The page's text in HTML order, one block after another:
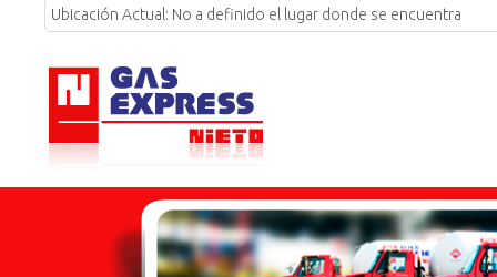
Ubicación Actual: No a definido el lugar donde se encuentra